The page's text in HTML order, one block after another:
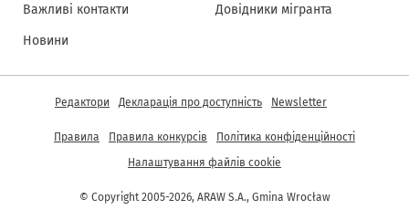
Важливі контакти
Новини
Довідники мігранта
© Copyright 2005-2026, ARAW S.A., Gmina Wrocław
Інша інформація
Редактори Декларація про доступність Newsletter
Правила Правила конкурсів
Політика конфіденційності
Налаштування файлів cookie